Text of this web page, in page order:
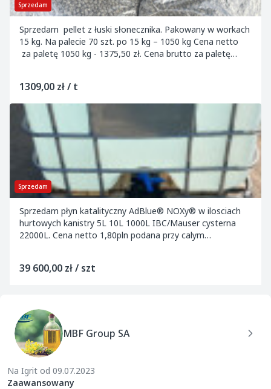
Sprzedam
Sprzedam pellet z łuski słonecznika. Pakowany w workach
15 kg. Na palecie 70 szt. po 15 kg – 1050 kg Cena netto
za paletę 1050 kg - 1375,50 zł. Cena brutto za paletę
1309,00 zł / t
Sprzedam
Sprzedam płyn katalityczny AdBlue® NOXy® w ilosciach
hurtowych kanistry 5L 10L 1000L IBC/Mauser cysterna
22000L. Cena netto 1,80pln podana przy calym
39 600,00 zł / szt
MBF Group SA
Na Igrit od 09.07.2023
Zaawansowany